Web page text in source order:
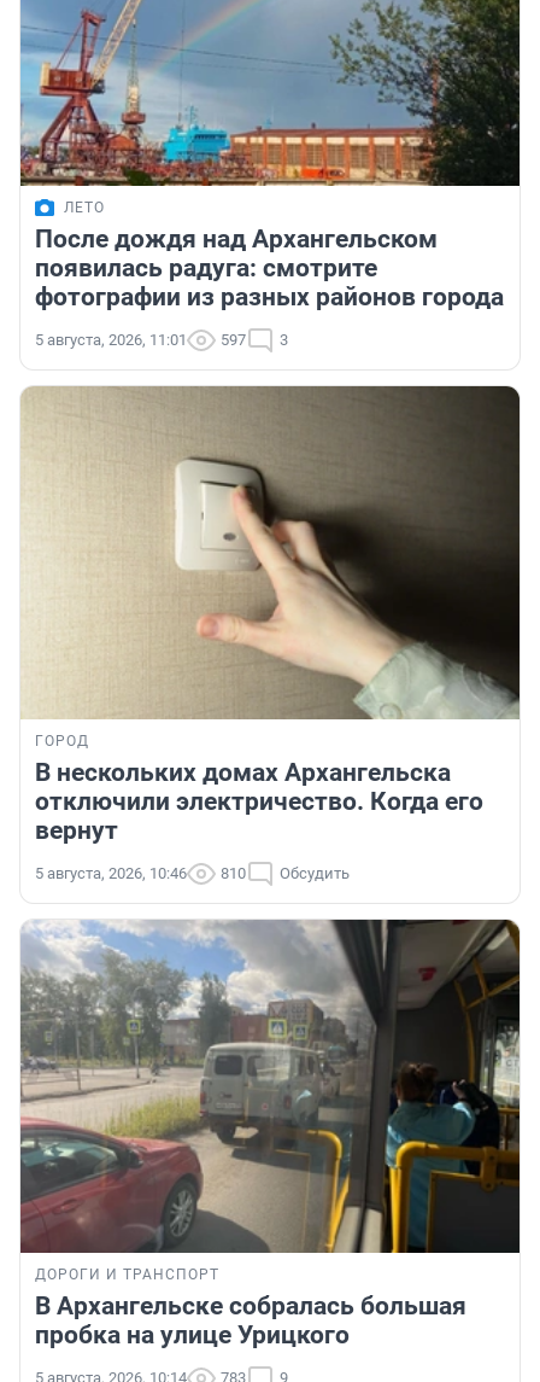
ЛЕТО
После дождя над Архангельском
появилась радуга: смотрите
фотографии из разных районов города
5 августа, 2026, 11:01 597 3
ГОРОД
В нескольких домах Архангельска
отключили электричество. Когда его
вернут
5 августа, 2026, 10:46 810 Обсудить
ДОРОГИ И ТРАНСПОРТ
В Архангельске собралась большая
пробка на улице Урицкого
5 августа, 2026, 10:14 783 9